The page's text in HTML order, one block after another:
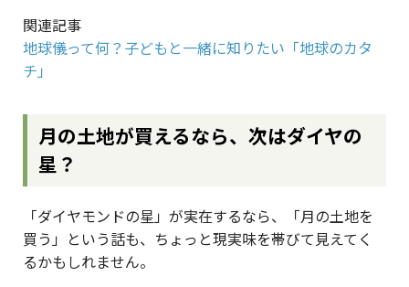
関連記事
地球儀って何？子どもと一緒に知りたい「地球のカタ
チ」
月の土地が買えるなら、次はダイヤの
星？
「ダイヤモンドの星」が実在するなら、「月の土地を
買う」という話も、ちょっと現実味を帯びて見えてく
るかもしれません。